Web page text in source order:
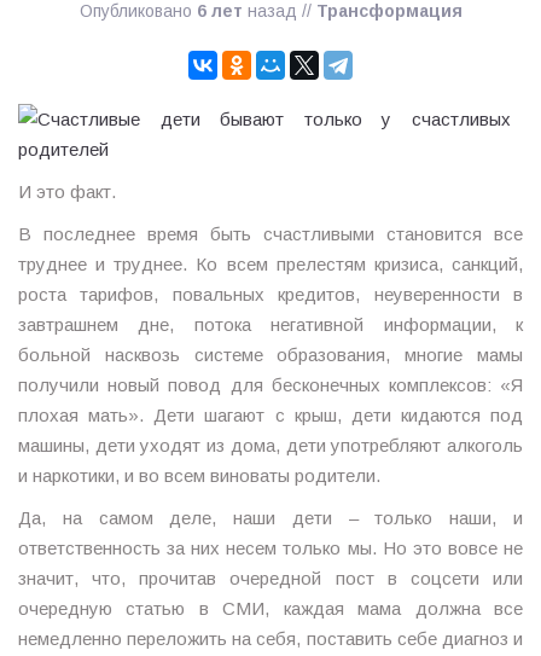
Опубликовано 6 лет назад // Трансформация
И это факт.
В последнее время быть счастливыми становится все
труднее и труднее. Ко всем прелестям кризиса, санкций,
роста тарифов, повальных кредитов, неуверенности в
завтрашнем дне, потока негативной информации, к
больной насквозь системе образования, многие мамы
получили новый повод для бесконечных комплексов: «Я
плохая мать». Дети шагают с крыш, дети кидаются под
машины, дети уходят из дома, дети употребляют алкоголь
и наркотики, и во всем виноваты родители.
Да, на самом деле, наши дети – только наши, и
ответственность за них несем только мы. Но это вовсе не
значит, что, прочитав очередной пост в соцсети или
очередную статью в СМИ, каждая мама должна все
немедленно переложить на себя, поставить себе диагноз и